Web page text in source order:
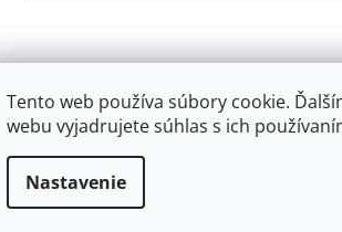
Tento web používa súbory cookie.
webu vyjadrujete súhlas s ich
Nastavenie
. Všetky práva vyhradené.